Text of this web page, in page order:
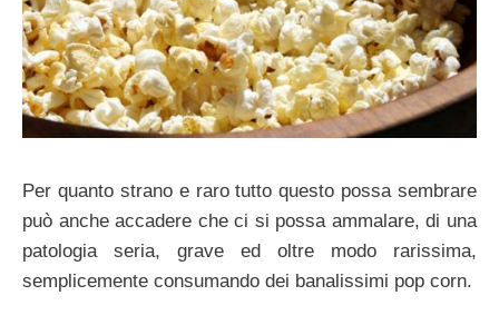
Per quanto strano e raro tutto questo possa sembrare
può anche accadere che ci si possa ammalare, di una
patologia seria, grave ed oltre modo rarissima,
semplicemente consumando dei banalissimi pop corn.